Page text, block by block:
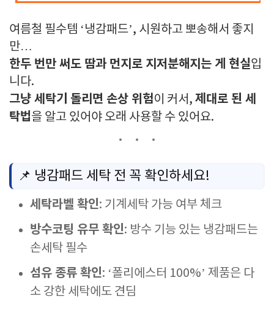
여름철 필수템 ‘냉감패드’, 시원하고 뽀송해서 좋지
만…
한두 번만 써도 땀과 먼지로 지저분해지는 게 현실입
니다.
그냥 세탁기 돌리면 손상 위험이 커서, 제대로 된 세
탁법을 알고 있어야 오래 사용할 수 있어요.
📌 냉감패드 세탁 전 꼭 확인하세요!
세탁라벨 확인: 기계세탁 가능 여부 체크
방수코팅 유무 확인: 방수 기능 있는 냉감패드는
손세탁 필수
섬유 종류 확인: ‘폴리에스터 100%’ 제품은 다
소 강한 세탁에도 견딤